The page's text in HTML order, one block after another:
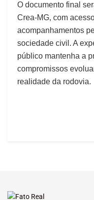
O documento final
Crea‑MG, com
acompanhamentos
sociedade civil. A
público mantenha a
compromissos
realidade da rodovia.